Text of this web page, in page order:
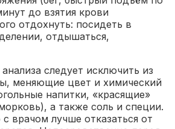
до взятия крови
отдохнуть: посидеть в
отдышаться,
следует исключить из
меняющие цвет и химический
напитки, «красящие»
а также соль и специи.
врачом лучше отказаться от